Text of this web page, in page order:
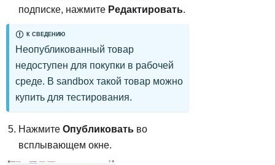
подписке, нажмите Редактировать.
К СВЕДЕНИЮ
Неопубликованный товар
недоступен для покупки в рабочей
среде. В sandbox такой товар можно
купить для тестирования.
Нажмите Опубликовать во
всплывающем окне.